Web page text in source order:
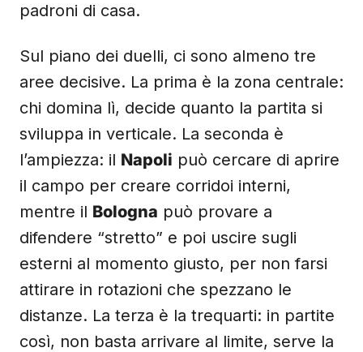
padroni di casa.
Sul piano dei duelli, ci sono almeno tre
aree decisive. La prima è la zona centrale:
chi domina lì, decide quanto la partita si
sviluppa in verticale. La seconda è
l’ampiezza: il Napoli può cercare di aprire
il campo per creare corridoi interni,
mentre il Bologna può provare a
difendere “stretto” e poi uscire sugli
esterni al momento giusto, per non farsi
attirare in rotazioni che spezzano le
distanze. La terza è la trequarti: in partite
così, non basta arrivare al limite, serve la